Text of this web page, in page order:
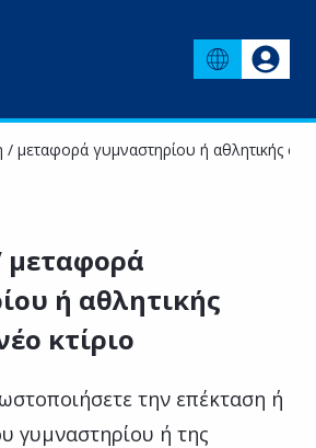
/ μεταφορά γυμναστηρίου ή αθλητικής
μεταφορά
ή αθλητικής
κτίριο
την επέκταση ή
γυμναστηρίου ή της